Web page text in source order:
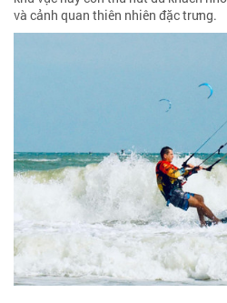
và cảnh quan thiên nhiên đặc trưng.